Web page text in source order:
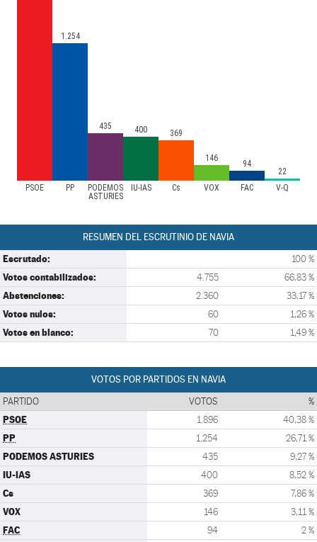
PSOE PP
PODEMOS
ASTURIES
IU-IAS Cs VOX FAC V-Q
1.254
435 400 369
146
94
22
RESUMEN DEL ESCRUTINIO DE NAVIA
Escrutado: 100 %
Votos contabilizados: 4.755 66,83 %
Abstenciones: 2.360 33,17 %
Votos nulos: 60 1,26 %
Votos en blanco: 70 1,49 %
VOTOS POR PARTIDOS EN NAVIA
PARTIDO VOTOS %
PSOE 1.896 40,38 %
PP 1.254 26,71 %
PODEMOS ASTURIES 435 9,27 %
IU-IAS 400 8,52 %
Cs 369 7,86 %
VOX 146 3,11 %
FAC 94 2 %